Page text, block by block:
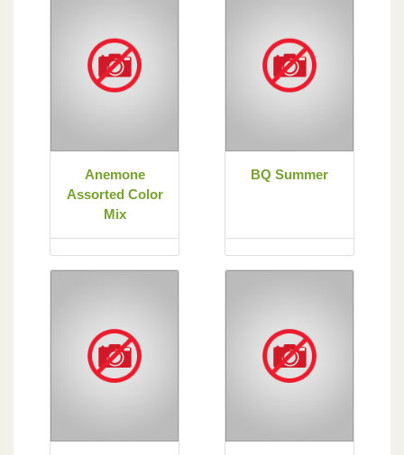
Anemone
Assorted Color
Mix
BQ Summer